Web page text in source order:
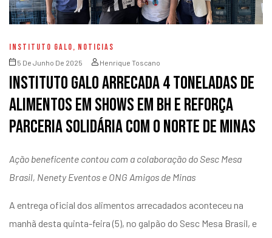
INSTITUTO GALO, NOTICIAS
5 De Junho De 2025 Henrique Toscano
Instituto Galo arrecada 4 toneladas de
alimentos em shows em BH e reforça
parceria solidária com o Norte de Minas
Ação beneficente contou com a colaboração do Sesc Mesa
Brasil, Nenety Eventos e ONG Amigos de Minas
A entrega oficial dos alimentos arrecadados aconteceu na
manhã desta quinta-feira (5), no galpão do Sesc Mesa Brasil, e